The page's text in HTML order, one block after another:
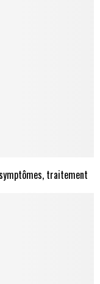
traitement